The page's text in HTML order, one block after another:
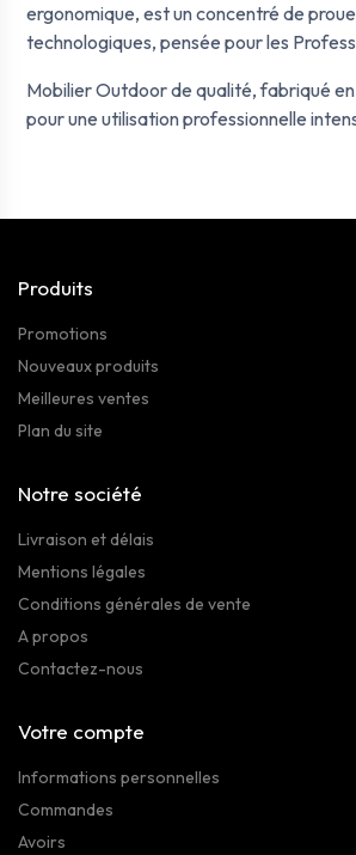
ergonomique, est un concentré de
technologiques, pensée pour les
Mobilier Outdoor de qualité, fabriqué
pour une utilisation professionnelle
Produits
Promotions
Nouveaux produits
Meilleures ventes
Plan du site
Notre société
Livraison et délais
Mentions légales
Conditions générales de vente
A propos
Contactez-nous
Votre compte
Informations personnelles
Commandes
Avoirs